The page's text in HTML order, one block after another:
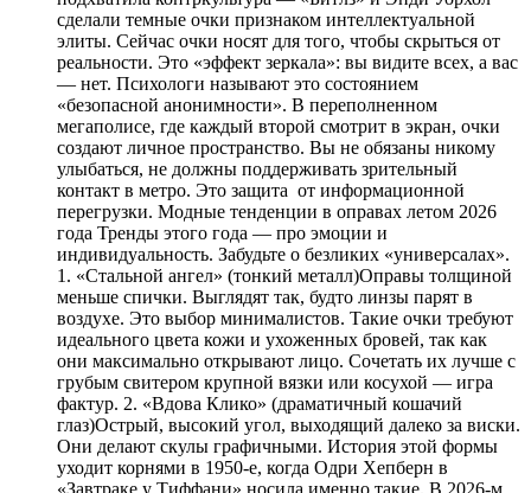
сделали темные очки признаком интеллектуальной
элиты. Сейчас очки носят для того, чтобы скрыться от
реальности. Это «эффект зеркала»: вы видите всех, а вас
— нет. Психологи называют это состоянием
«безопасной анонимности». В переполненном
мегаполисе, где каждый второй смотрит в экран, очки
создают личное пространство. Вы не обязаны никому
улыбаться, не должны поддерживать зрительный
контакт в метро. Это защита от информационной
перегрузки. Модные тенденции в оправах летом 2026
года Тренды этого года — про эмоции и
индивидуальность. Забудьте о безликих «универсалах».
1. «Стальной ангел» (тонкий металл)Оправы толщиной
меньше спички. Выглядят так, будто линзы парят в
воздухе. Это выбор минималистов. Такие очки требуют
идеального цвета кожи и ухоженных бровей, так как
они максимально открывают лицо. Сочетать их лучше с
грубым свитером крупной вязки или косухой — игра
фактур. 2. «Вдова Клико» (драматичный кошачий
глаз)Острый, высокий угол, выходящий далеко за виски.
Они делают скулы графичными. История этой формы
уходит корнями в 1950-е, когда Одри Хепберн в
«Завтраке у Тиффани» носила именно такие. В 2026-м